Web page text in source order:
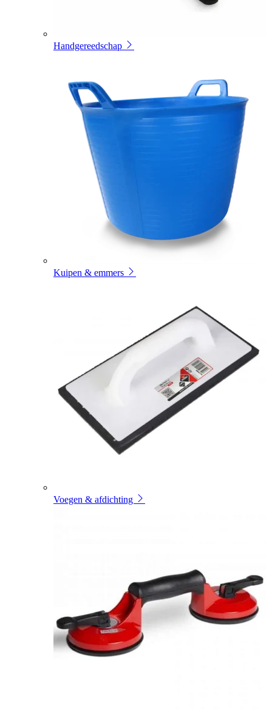
Handgereedschap
Kuipen & emmers
Voegen & afdichting